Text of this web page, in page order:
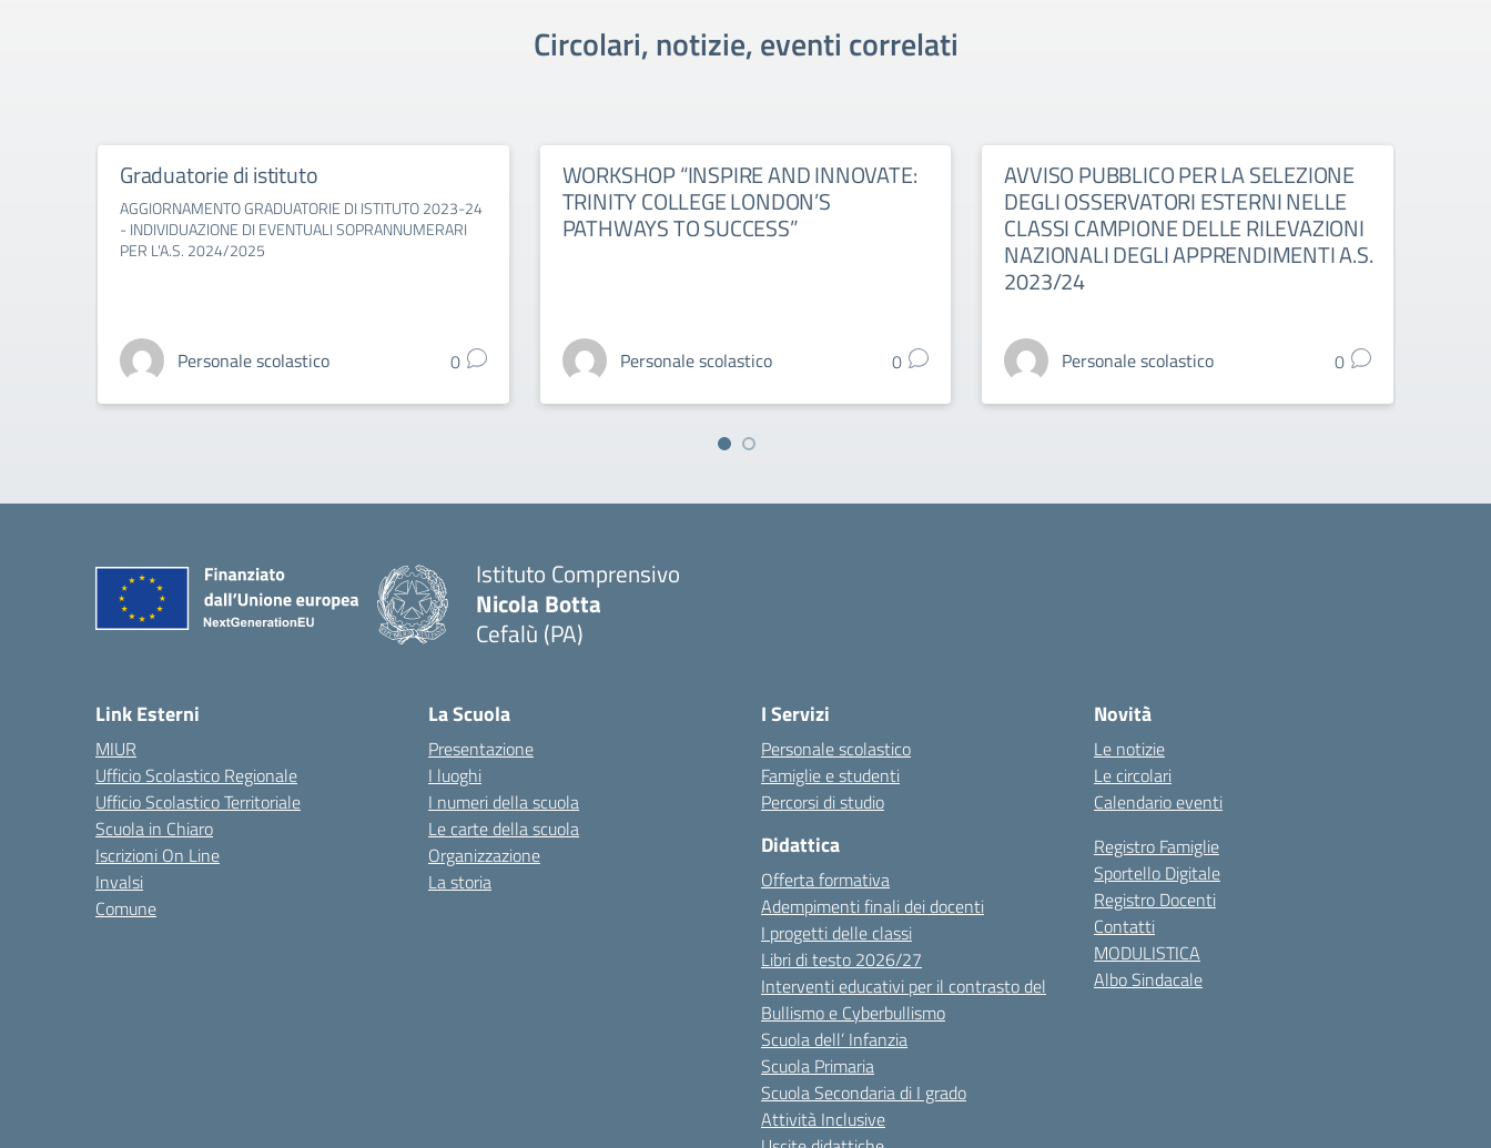
Circolari, notizie, eventi correlati
Graduatorie di istituto
AGGIORNAMENTO GRADUATORIE DI ISTITUTO 2023-24
- INDIVIDUAZIONE DI EVENTUALI SOPRANNUMERARI
PER L'A.S. 2024/2025
Personale scolastico 0
WORKSHOP “INSPIRE AND INNOVATE:
TRINITY COLLEGE LONDON’S
PATHWAYS TO SUCCESS”
Personale scolastico 0
AVVISO PUBBLICO PER LA SELEZIONE
DEGLI OSSERVATORI ESTERNI NELLE
CLASSI CAMPIONE DELLE RILEVAZIONI
NAZIONALI DEGLI APPRENDIMENTI A.S.
2023/24
Personale scolastico 0
Istituto Comprensivo
Nicola Botta
Cefalù (PA)
Link Esterni
MIUR
Ufficio Scolastico Regionale
Ufficio Scolastico Territoriale
Scuola in Chiaro
Iscrizioni On Line
Invalsi
Comune
La Scuola
Presentazione
I luoghi
I numeri della scuola
Le carte della scuola
Organizzazione
La storia
I Servizi
Personale scolastico
Famiglie e studenti
Percorsi di studio
Didattica
Offerta formativa
Adempimenti finali dei docenti
I progetti delle classi
Libri di testo 2026/27
Interventi educativi per il contrasto del
Bullismo e Cyberbullismo
Scuola dell’ Infanzia
Scuola Primaria
Scuola Secondaria di I grado
Attività Inclusive
Novità
Le notizie
Le circolari
Calendario eventi
Registro Famiglie
Sportello Digitale
Registro Docenti
Contatti
MODULISTICA
Albo Sindacale